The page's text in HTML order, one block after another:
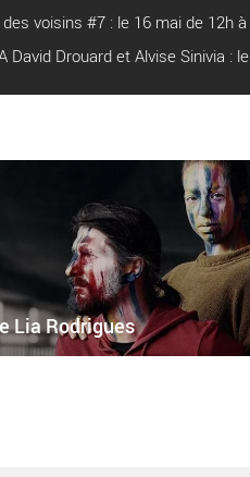
voisins #7 : le 16 mai de 12h à
David Drouard et Alvise Sinivia :
Lia Rodrigues